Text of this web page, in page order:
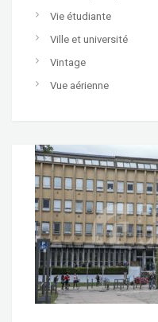
Vie étudiante
Ville et université
Vintage
Vue aérienne